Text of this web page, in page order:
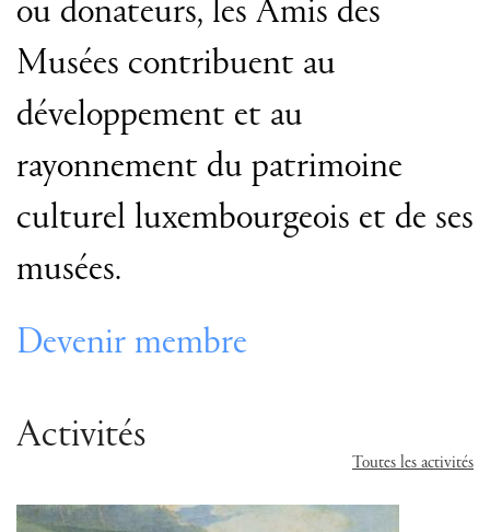
ou donateurs, les Amis des
Musées contribuent au
développement et au
rayonnement du patrimoine
culturel luxembourgeois et de ses
musées.
Devenir membre
Activités
Toutes les activités